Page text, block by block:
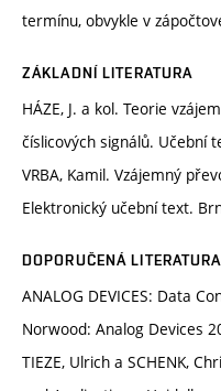
termínu, obvykle v
ZÁKLADNÍ LITERATURA
HÁZE, J. a kol. Teorie
číslicových signálů. Učební
VRBA, Kamil. Vzájemný
Elektronický učební text.
DOPORUČENÁ LITERATURA
ANALOG DEVICES: Data
Norwood: Analog Devices
TIEZE, Ulrich a SCHENK,